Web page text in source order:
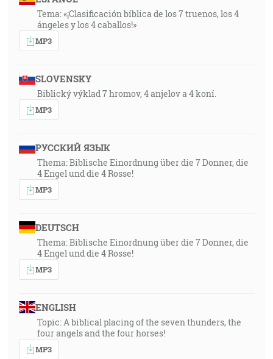
Tema: «¡Clasificación bíblica de los 7 truenos, los 4
ángeles y los 4 caballos!»
MP3
SLOVENSKY
Biblický výklad 7 hromov, 4 anjelov a 4 koní.
MP3
РУССКИЙ ЯЗЫК
Thema: Biblische Einordnung über die 7 Donner, die
4 Engel und die 4 Rosse!
MP3
DEUTSCH
Thema: Biblische Einordnung über die 7 Donner, die
4 Engel und die 4 Rosse!
MP3
ENGLISH
Topic: A biblical placing of the seven thunders, the
four angels and the four horses!
MP3